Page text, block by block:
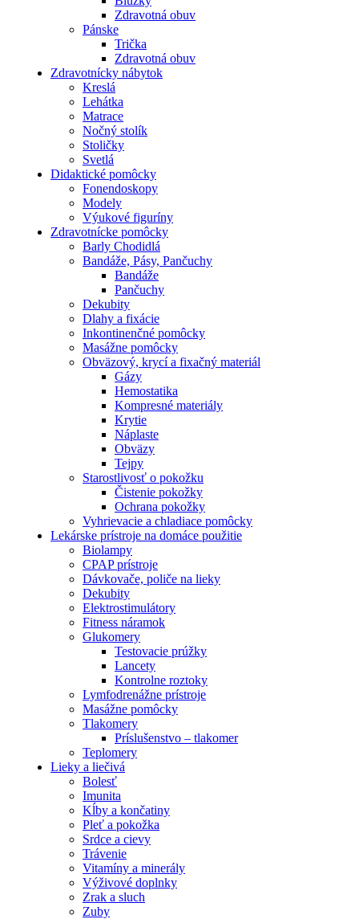
Zdravotná obuv
Pánske
Trička
Zdravotná obuv
Zdravotnícky nábytok
Kreslá
Lehátka
Matrace
Nočný stolík
Stoličky
Svetlá
Didaktické pomôcky
Fonendoskopy
Modely
Výukové figuríny
Zdravotnícke pomôcky
Barly Chodidlá
Bandáže, Pásy, Pančuchy
Bandáže
Pančuchy
Dekubity
Dlahy a fixácie
Inkontinenčné pomôcky
Masážne pomôcky
Obväzový, krycí a fixačný materiál
Gázy
Hemostatika
Kompresné materiály
Krytie
Náplaste
Obväzy
Tejpy
Starostlivosť o pokožku
Čistenie pokožky
Ochrana pokožky
Vyhrievacie a chladiace pomôcky
Lekárske prístroje na domáce použitie
Biolampy
CPAP prístroje
Dávkovače, poliče na lieky
Dekubity
Elektrostimulátory
Fitness náramok
Glukomery
Testovacie prúžky
Lancety
Kontrolne roztoky
Lymfodrenážne prístroje
Masážne pomôcky
Tlakomery
Príslušenstvo – tlakomer
Teplomery
Lieky a liečivá
Bolesť
Imunita
Kĺby a končatiny
Pleť a pokožka
Srdce a cievy
Trávenie
Vitamíny a minerály
Výživové doplnky
Zrak a sluch
Zuby